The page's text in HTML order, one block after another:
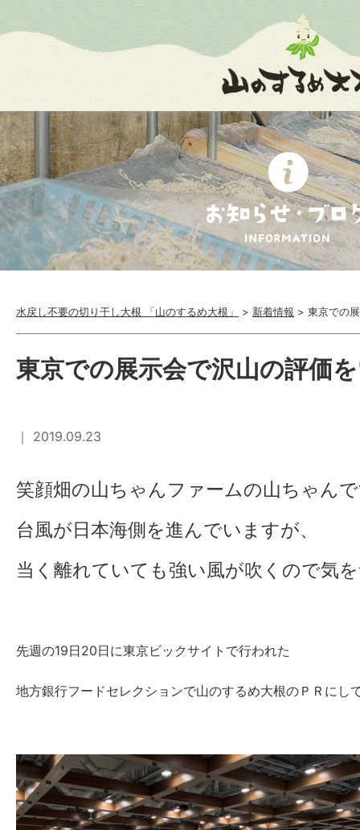
水戻し不要の切り干し大根 「山のするめ大根」 > 新着情報 > 東京での
東京での展示会で沢山の評価
｜ 2019.09.23
笑顔畑の山ちゃんファームの山ちゃん
台風が日本海側を進んでいますが、
当く離れていても強い風が吹くので気
先週の19日20日に東京ビックサイトで行われた
地方銀行フードセレクションで山のするめ大根のＰＲにし